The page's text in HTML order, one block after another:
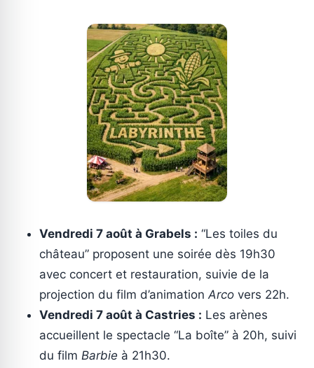
Vendredi 7 août à Grabels : “Les toiles du
château” proposent une soirée dès 19h30
avec concert et restauration, suivie de la
projection du film d’animationArco vers 22h.
Vendredi 7 août à Castries : Les arènes
accueillent le spectacle “La boîte” à 20h, suivi
du film Barbie à 21h30.